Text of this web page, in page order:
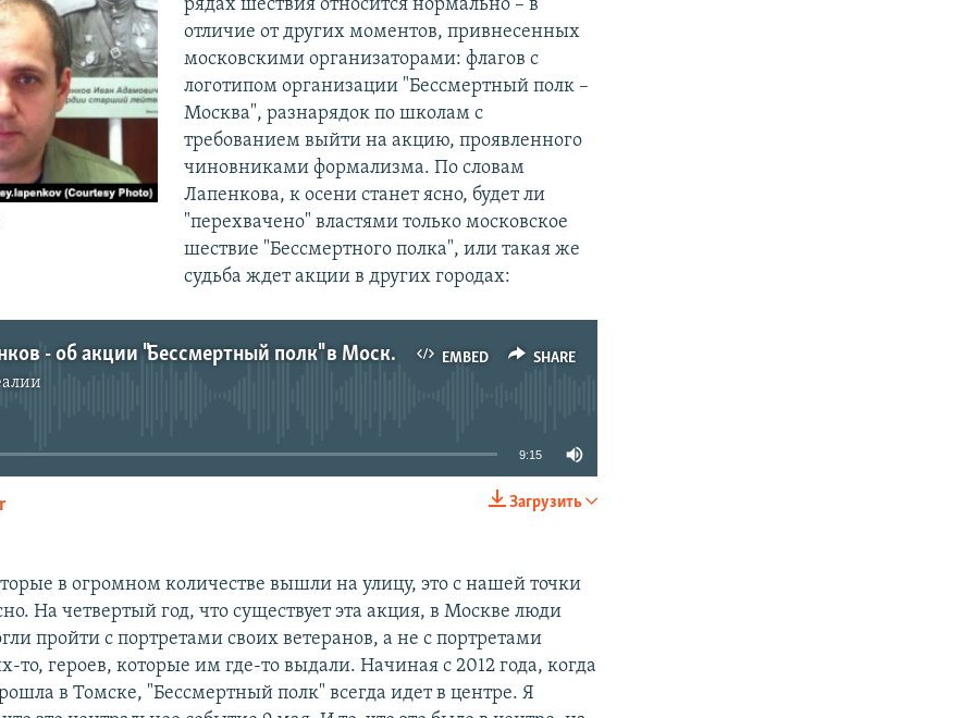
рядах шествия относится нормально – в
отличие от других моментов, привнесенных
московскими организаторами: флагов с
логотипом организации "Бессмертный полк –
Москва", разнарядок по школам с
требованием выйти на акцию, проявленного
чиновниками формализма. По словам
Лапенкова, к осени станет ясно, будет ли
"перехвачено" властями только московское
шествие "Бессмертного полка", или такая же
судьба ждет акции в других городах:
EMBED SHARE
Сергей Лапенков - об акции "Бессмертный полк" в Москве
SHARE
9:15
Загрузить
в огромном количестве вышли на улицу, это с нашей точки
На четвертый год, что существует эта акция, в Москве люди
пройти с портретами своих ветеранов, а не с портретами
то, героев, которые им где-то выдали. Начиная с 2012 года, когда
в Томске, "Бессмертный полк" всегда идет в центре. Я